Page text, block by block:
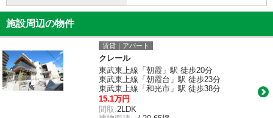
施設周辺の物件
賃貸｜アパート
クレール
東武東上線「朝霞」駅 徒歩20分
東武東上線「朝霞台」駅 徒歩23分
東武東上線「和光市」駅 徒歩38分
15.1万円
間取:2LDK